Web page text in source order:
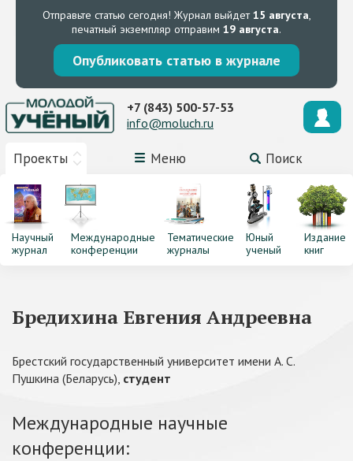
Отправьте статью сегодня! Журнал выйдет15 августа,
печатный экземпляр отправим 19 августа.
Опубликовать статью в журнале
Проекты Меню Поиск
+7 (843) 500-57-53
info@moluch.ru
Научный
журнал
Международные
конференции
Тематические
журналы
Юный
ученый
Издание
книг
Бредихина Евгения Андреевна
Брестский государственный университет имени А. С.
Пушкина (Беларусь), студент
Международные научные
конференции: